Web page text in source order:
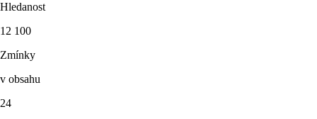
Hledanost
12 100
Zmínky
v obsahu
24